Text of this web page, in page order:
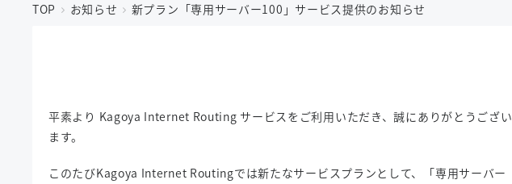
TOP お知らせ 新プラン「専用サーバー100」サービス提供のお知らせ
平素より Kagoya Internet Routing サービスをご利用いただき、誠にありがとうござい
ます。
このたびKagoya Internet Routingでは新たなサービスプランとして、「専用サーバー